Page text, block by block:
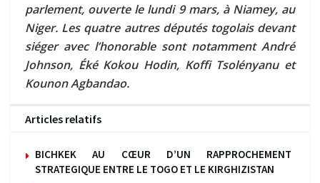
parlement, ouverte le lundi 9 mars, à Niamey, au
Niger. Les quatre autres députés togolais devant
siéger avec l’honorable sont notamment André
Johnson, Éké Kokou Hodin, Koffi Tsolényanu et
Kounon Agbandao.
Articles relatifs
BICHKEK AU CŒUR D’UN RAPPROCHEMENT
STRATEGIQUE ENTRE LE TOGO ET LE KIRGHIZISTAN